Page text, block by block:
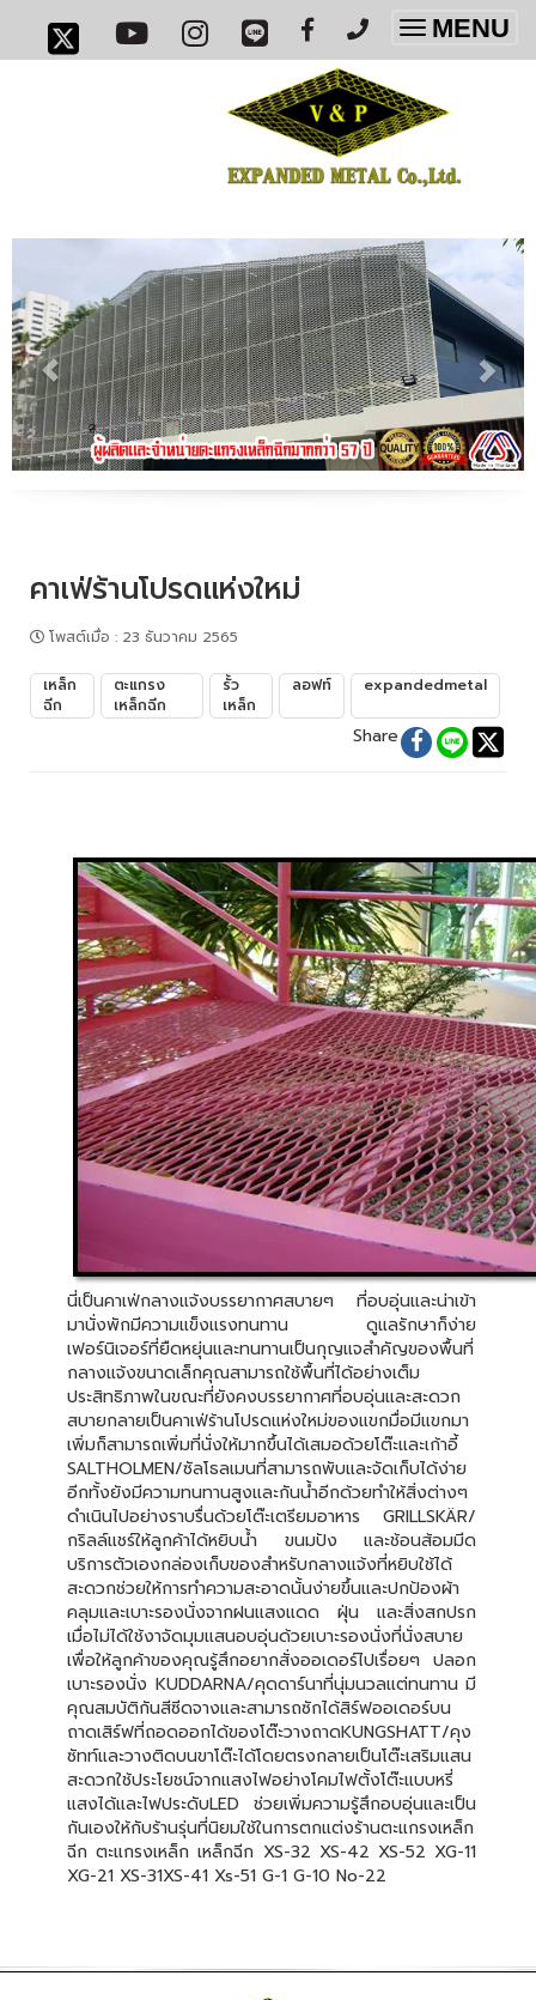
Toggle
MENU
คาเฟ่ร้านโปรดแห่งใหม่
โพสต์เมื่อ : 23 ธันวาคม 2565
เหล็ก
ฉีก
ตะแกรง
เหล็กฉีก
รั้ว
เหล็ก
ลอฟท์ expandedmetal
Share
นี่เป็นคาเฟ่กลางแจ้งบรรยากาศสบายๆ ที่อบอุ่นและน่าเข้า
มานั่งพักมีความแข็งแรงทนทาน ดูแลรักษาก็ง่าย
เฟอร์นิเจอร์ที่ยืดหยุ่นและทนทานเป็นกุญแจสำคัญของพื้นที่
กลางแจ้งขนาดเล็กคุณสามารถใช้พื้นที่ได้อย่างเต็ม
ประสิทธิภาพในขณะที่ยังคงบรรยากาศที่อบอุ่นและสะดวก
สบายกลายเป็นคาเฟ่ร้านโปรดแห่งใหม่ของแขกมื่อมีแขกมา
เพิ่มก็สามารถเพิ่มที่นั่งให้มากขึ้นได้เสมอด้วยโต๊ะและเก้าอี้
SALTHOLMEN/ซัลโธลเมนที่สามารถพับและจัดเก็บได้ง่าย
อีกทั้งยังมีความทนทานสูงและกันน้ำอีกด้วยทำให้สิ่งต่างๆ
ดำเนินไปอย่างราบรื่นด้วยโต๊ะเตรียมอาหาร GRILLSKÄR/
กริลล์แชร์ให้ลูกค้าได้หยิบน้ำ ขนมปัง และช้อนส้อมมีด
บริการตัวเองกล่องเก็บของสำหรับกลางแจ้งที่หยิบใช้ได้
สะดวกช่วยให้การทำความสะอาดนั้นง่ายขึ้นและปกป้องผ้า
คลุมและเบาะรองนั่งจากฝนแสงแดด ฝุ่น และสิ่งสกปรก
เมื่อไม่ได้ใช้งาจัดมุมแสนอบอุ่นด้วยเบาะรองนั่งที่นั่งสบาย
เพื่อให้ลูกค้าของคุณรู้สึกอยากสั่งออเดอร์ไปเรื่อยๆ ปลอก
เบาะรองนั่ง KUDDARNA/คุดดาร์นาที่นุ่มนวลแต่ทนทาน มี
คุณสมบัติกันสีซีดจางและสามารถซักได้สิร์ฟออเดอร์บน
ถาดเสิร์ฟที่ถอดออกได้ของโต๊ะวางถาดKUNGSHATT/คุง
ซัทท์และวางติดบนขาโต๊ะได้โดยตรงกลายเป็นโต๊ะเสริมแสน
สะดวกใช้ประโยชน์จากแสงไฟอย่างโคมไฟตั้งโต๊ะแบบหรี่
แสงได้และไฟประดับLED ช่วยเพิ่มความรู้สึกอบอุ่นและเป็น
กันเองให้กับร้านรุ่นที่นิยมใช้ในการตกแต่งร้านตะแกรงเหล็ก
ฉีก ตะแกรงเหล็ก เหล็กฉีก XS-32 XS-42 XS-52 XG-11
XG-21 XS-31XS-41 Xs-51 G-1 G-10 No-22